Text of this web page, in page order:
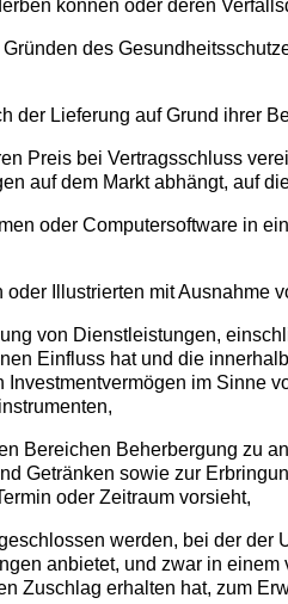
können oder deren
des
der Lieferung auf Grund ihrer
Preis bei Vertragsschluss
auf dem Markt abhängt, auf
oder Computersoftware in
Illustrierten mit Ausnahme
von Dienstleistungen,
Einfluss hat und die
im Sinne
Bereichen Beherbergung zu
Getränken sowie zur
oder Zeitraum vorsieht,
werden, bei der
anbietet, und zwar in
Zuschlag erhalten hat, zum